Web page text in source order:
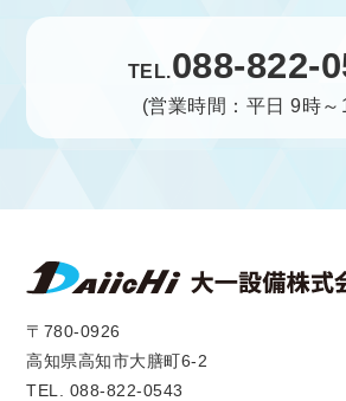
TEL.088-822-
(営業時間：平日 9時～
〒780-0926
高知県高知市大膳町6-2
TEL. 088-822-0543